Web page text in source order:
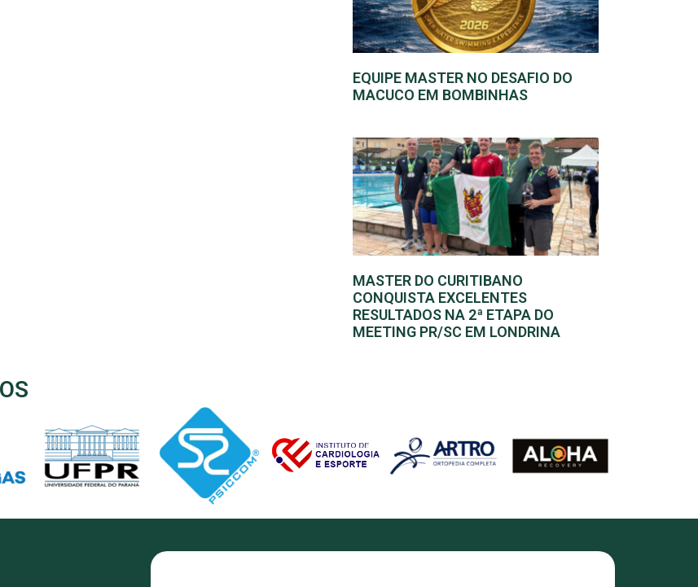
EQUIPE MASTER NO DESAFIO DO
MACUCO EM BOMBINHAS
MASTER DO CURITIBANO
CONQUISTA EXCELENTES
RESULTADOS NA 2ª ETAPA DO
MEETING PR/SC EM LONDRINA